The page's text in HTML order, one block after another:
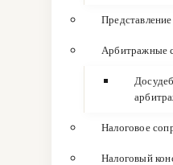
Арбитражные
Налоговое
Налоговый